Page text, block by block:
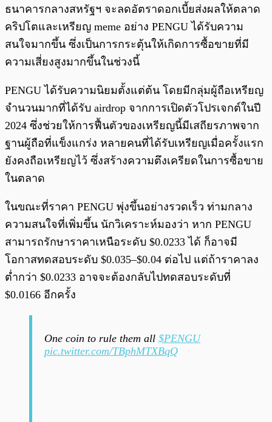
ธนาคารกลางสหรัฐฯ จะลดอัตราดอกเบี้ยส่งผลให้ตลาด
คริปโตและเหรียญ meme อย่าง PENGU ได้รับความ
สนใจมากขึ้น ซึ่งเป็นการกระตุ้นให้เกิดการซื้อขายที่มี
ความเสี่ยงสูงมากขึ้นในช่วงนี้
PENGU ได้รับความนิยมตั้งแต่ต้น โดยมีกลุ่มผู้ถือเหรียญ
จำนวนมากที่ได้รับ airdrop จากการเปิดตัวโปรเจกต์ในปี
2024 ซึ่งช่วยให้การฟื้นตัวของเหรียญนี้มีเสถียรภาพจาก
ฐานผู้ถือที่แข็งแกร่ง หลายคนที่ได้รับเหรียญเมื่อครั้งแรก
ยังคงถือเหรียญไว้ ซึ่งสร้างความตึงเครียดในการซื้อขาย
ในตลาด
ในขณะที่ราคา PENGU พุ่งขึ้นอย่างรวดเร็ว ท่ามกลาง
ความสนใจที่เพิ่มขึ้น นักวิเคราะห์มองว่า หาก PENGU
สามารถรักษาราคาเหนือระดับ $0.0233 ได้ ก็อาจมี
โอกาสทดสอบระดับ $0.035–$0.04 ต่อไป แต่ถ้าราคาลง
ต่ำกว่า $0.0233 อาจจะต้องกลับไปทดสอบระดับที่
$0.0166 อีกครั้ง
One coin to rule them all $PENGU
pic.twitter.com/TBphMTXBqQ